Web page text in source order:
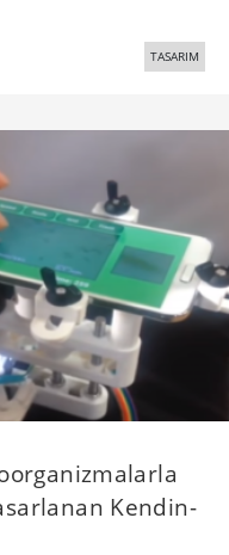
TASARIM
Kendin-